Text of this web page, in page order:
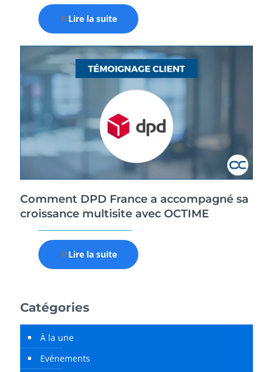
Lire la suite
Comment DPD France a accompagné sa
croissance multisite avec OCTIME
Lire la suite
Catégories
À la une
Evénements